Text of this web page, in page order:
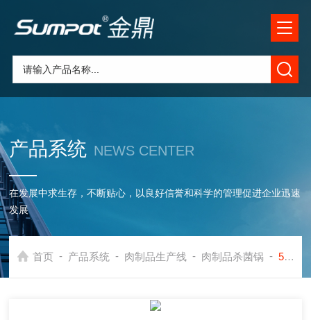
产品系统 NEWS CENTER
在发展中求生存，不断贴心，以良好信誉和科学的管理促进企业迅速
发展
首页 - 产品系统 - 肉制品生产线 - 肉制品杀菌锅 - 500电加热蒸汽夹层锅